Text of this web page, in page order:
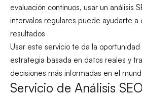
evaluación continuos, usar un análisis
intervalos regulares puede ayudarte a
resultados
Usar este servicio te da la
estrategia basada en datos reales y
decisiones más informadas en el
Servicio de Análisis SEO